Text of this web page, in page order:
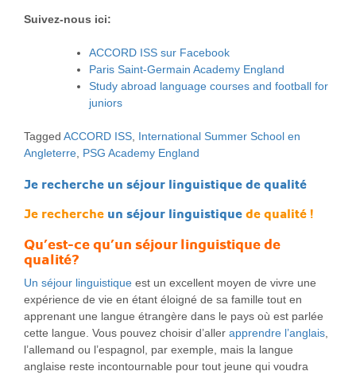
Suivez-nous ici:
ACCORD ISS sur Facebook
Paris Saint-Germain Academy England
Study abroad language courses and football for
juniors
Tagged ACCORD ISS International Summer School en
Angleterre PSG Academy England
Je recherche un séjour linguistique de qualité
Je recherche un séjour linguistique de qualité !
Qu’est-ce qu’un séjour linguistique de
qualité?
Un séjour linguistique est un excellent moyen de vivre une
expérience de vie en étant éloigné de sa famille tout en
apprenant une langue étrangère dans le pays où est parlée
cette langue. Vous pouvez choisir d’aller apprendre l’anglais
l’allemand ou l’espagnol, par exemple, mais la langue
anglaise reste incontournable pour tout jeune qui voudra